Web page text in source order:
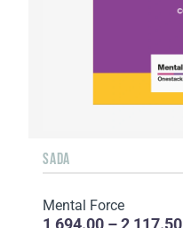
SADA
Mental Force
1 694.00 – 2 117.50